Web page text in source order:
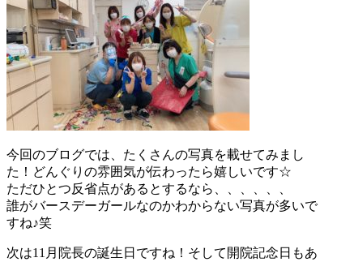
今回のブログでは、たくさんの写真を載せてみまし
た！どんぐりの雰囲気が伝わったら嬉しいです☆
ただひとつ反省点があるとするなら、、、、、、
誰がバースデーガールなのかわからない写真が多いで
すね♪笑
次は11月院長の誕生日ですね！そして開院記念日もあ